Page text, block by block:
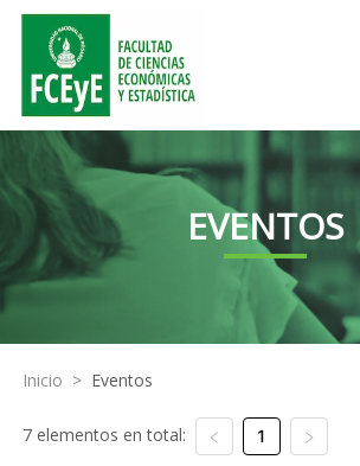
EVENTOS
Inicio > Eventos
7 elementos en total: 1